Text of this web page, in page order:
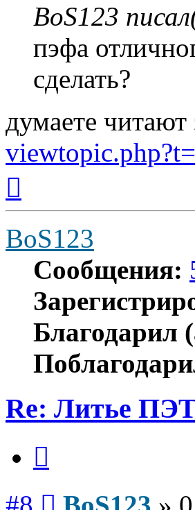
BoS123
пэфа
сделать?
думаете читают
началу
BoS123
Сообщения:
Благодарил
Re: Литье